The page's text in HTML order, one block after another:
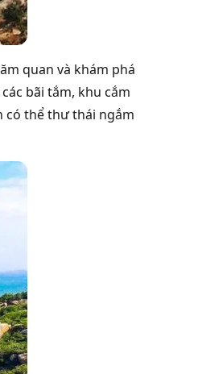
quan và khám phá
bãi tắm, khu cắm
có thể thư thái ngắm